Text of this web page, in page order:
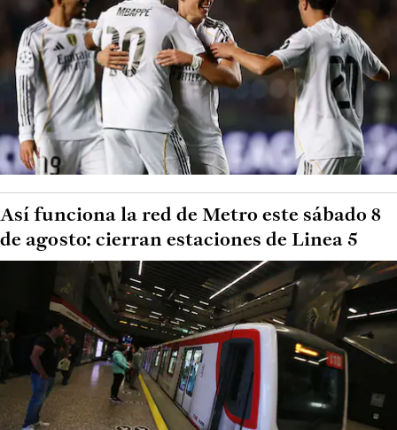
Así funciona la red de Metro este sábado 8
de agosto: cierran estaciones de Linea 5